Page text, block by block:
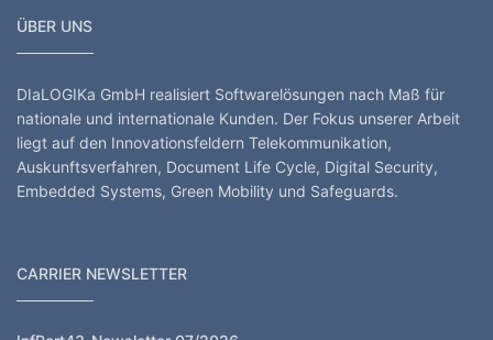
ÜBER UNS
DIaLOGIKa GmbH realisiert Softwarelösungen nach Maß für
nationale und internationale Kunden. Der Fokus unserer Arbeit
liegt auf den Innovationsfeldern Telekommunikation,
Auskunftsverfahren, Document Life Cycle, Digital Security,
Embedded Systems, Green Mobility und Safeguards.
CARRIER NEWSLETTER